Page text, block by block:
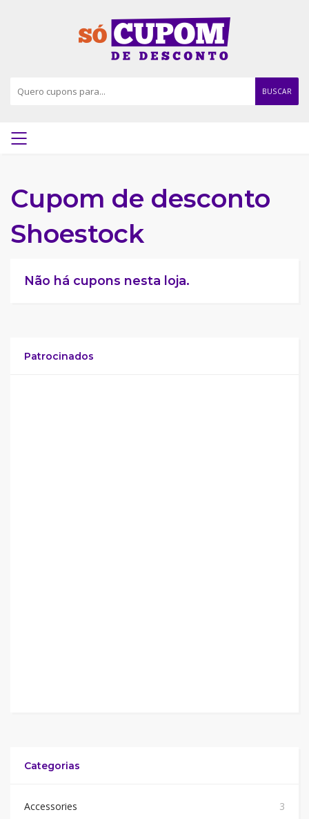
BUSCAR
Cupom de desconto
Shoestock
Não há cupons nesta loja.
Patrocinados
Categorias
Accessories 3